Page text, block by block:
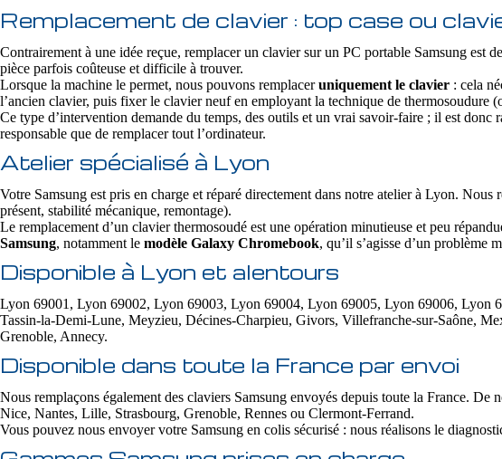
Remplacement de clavier : top case ou
Contrairement à une idée reçue, remplacer un clavier sur un PC portable Samsung est
pièce parfois coûteuse et difficile à trouver.
Lorsque la machine le permet, nous pouvons remplaceruniquement le clavier : cela
l’ancien clavier, puis fixer le clavier neuf en employant la technique de
Ce type d’intervention demande du temps, des outils et un vrai savoir-faire ; il est
responsable que de remplacer tout l’ordinateur.
Atelier spécialisé à Lyon
Votre Samsung est pris en charge et réparé directement dans notre atelier à Lyon.
présent, stabilité mécanique, remontage).
Le remplacement d’un clavier thermosoudé est une opération minutieuse et peu
Samsung, notamment le modèle Galaxy Chromebook, qu’il s’agisse d’un problème
Disponible à Lyon et alentours
Lyon 69001, Lyon 69002, Lyon 69003, Lyon 69004, Lyon 69005, Lyon 69006,
Tassin-la-Demi-Lune, Meyzieu, Décines-Charpieu, Givors, Villefranche-sur-Saône,
Grenoble, Annecy.
Disponible dans toute la France par envoi
Nous remplaçons également des claviers Samsung envoyés depuis toute la France.
Nice, Nantes, Lille, Strasbourg, Grenoble, Rennes ou Clermont-Ferrand.
Vous pouvez nous envoyer votre Samsung en colis sécurisé : nous réalisons le